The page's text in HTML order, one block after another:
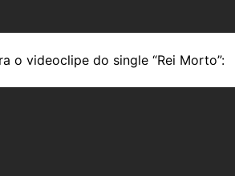
o videoclipe do single “Rei Morto”: